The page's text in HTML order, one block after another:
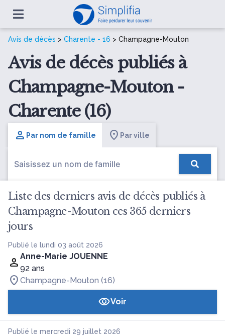
Avis de décès > Charente - 16 > Champagne-Mouton
Avis de décès publiés à
Champagne-Mouton -
Charente (16)
Par nom de famille Par ville
Liste des derniers avis de décès publiés à
Champagne-Mouton ces 365 derniers
jours
Publié le lundi 03 août 2026
Anne-Marie JOUENNE
92 ans
Champagne-Mouton (16)
Voir
Publié le mercredi 29 juillet 2026